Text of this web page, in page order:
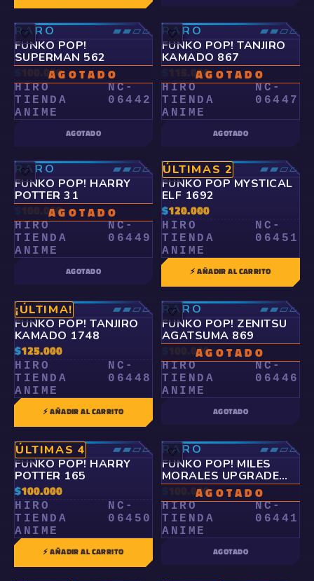
🤍
AGOTADO
RARO
▰▰▱▱
FUNKO POP!
SUPERMAN 562
100.000
HIRO
TIENDA
ANIME
NC-
06442
AGOTADO
🤍
AGOTADO
RARO
▰▰▱▱
FUNKO POP! TANJIRO
KAMADO 867
115.000
HIRO
TIENDA
ANIME
NC-
06447
AGOTADO
🤍
AGOTADO
RARO
▰▰▱▱
FUNKO POP! HARRY
POTTER 31
100.000
HIRO
TIENDA
ANIME
NC-
06449
AGOTADO
🤍
ÚLTIMAS 2
RARO
▰▰▱▱
FUNKO POP MYSTICAL
ELF 1692
$120.000
HIRO
TIENDA
ANIME
NC-
06451
⚡ AÑADIR AL CARRITO
🤍
¡ÚLTIMA!
RARO
▰▰▱▱
FUNKO POP! TANJIRO
KAMADO 1748
$125.000
HIRO
TIENDA
ANIME
NC-
06448
⚡ AÑADIR AL CARRITO
🤍
AGOTADO
RARO
▰▰▱▱
FUNKO POP! ZENITSU
AGATSUMA 869
100.000
HIRO
TIENDA
ANIME
NC-
06446
AGOTADO
🤍
ÚLTIMAS 4
RARO
▰▰▱▱
FUNKO POP! HARRY
POTTER 165
$100.000
HIRO
TIENDA
ANIME
NC-
06450
⚡ AÑADIR AL CARRITO
🤍
AGOTADO
RARO
▰▰▱▱
FUNKO POP! MILES
MORALES UPGRADE
SUIT 970
100.000
HIRO
TIENDA
ANIME
NC-
06441
AGOTADO